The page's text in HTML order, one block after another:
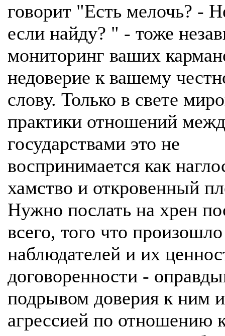
говорит "Есть мелочь? -
если найду? " - тоже
мониторинг ваших
недоверие к вашему
слову. Только в свете
практики отношений
государствами это не
воспринимается как
хамство и откровенный
Нужно послать на хрен
всего, того что
наблюдателей и их
договоренности -
подрывом доверия к ним и
агрессией по отношению